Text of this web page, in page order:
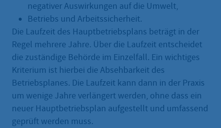
negativer Auswirkungen auf die Umwelt,
Betriebs und Arbeitssicherheit.
Die Laufzeit des Hauptbetriebsplans beträgt in der
Regel mehrere Jahre. Über die Laufzeit entscheidet
die zuständige Behörde im Einzelfall. Ein wichtiges
Kriterium ist hierbei die Absehbarkeit des
Betriebsplanes. Die Laufzeit kann dann in der Praxis
um wenige Jahre verlängert werden, ohne dass ein
neuer Hauptbetriebsplan aufgestellt und umfassend
geprüft werden muss.